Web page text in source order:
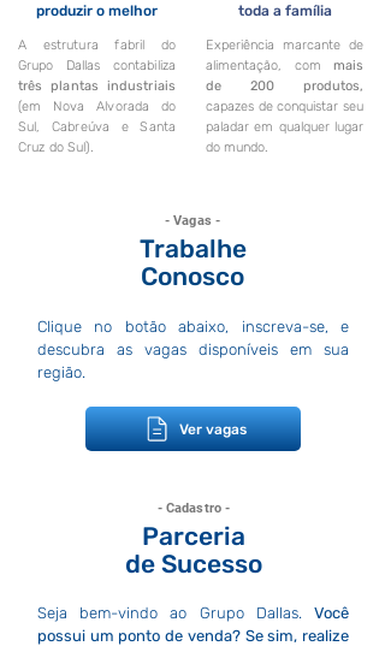
produzir o melhor
A estrutura fabril do
Grupo Dallas contabiliza
três plantas industriais
(em Nova Alvorada do
Sul, Cabreúva e Santa
Cruz do Sul).
toda a família
Experiência marcante de
alimentação, com mais
de 200 produtos,
capazes de conquistar seu
paladar em qualquer lugar
do mundo.
- Vagas -
Trabalhe
Conosco
Clique no botão abaixo, inscreva-se, e
descubra as vagas disponíveis em sua
região.
Ver vagas
- Cadastro -
Parceria
de Sucesso
Seja bem-vindo ao Grupo Dallas. Você
possui um ponto de venda? Se sim, realize